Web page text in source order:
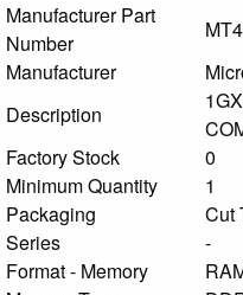
Manufacturer Part
Number
Manufacturer
Description
Factory Stock
0
Minimum Quantity
1
Packaging
Cut
Series
-
Format - Memory